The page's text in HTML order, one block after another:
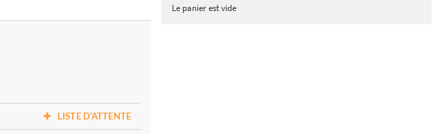
LISTE D'ATTENTE
Le panier est vide